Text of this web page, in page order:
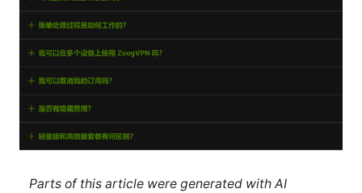
Parts of this article were generated with AI